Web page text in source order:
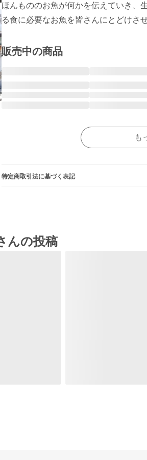
ほんもののお魚が何かを伝えていき、
る食に必要なお魚を皆さんにとどけさ
販売中の商品
も
特定商取引法に基づく表記
んの投稿